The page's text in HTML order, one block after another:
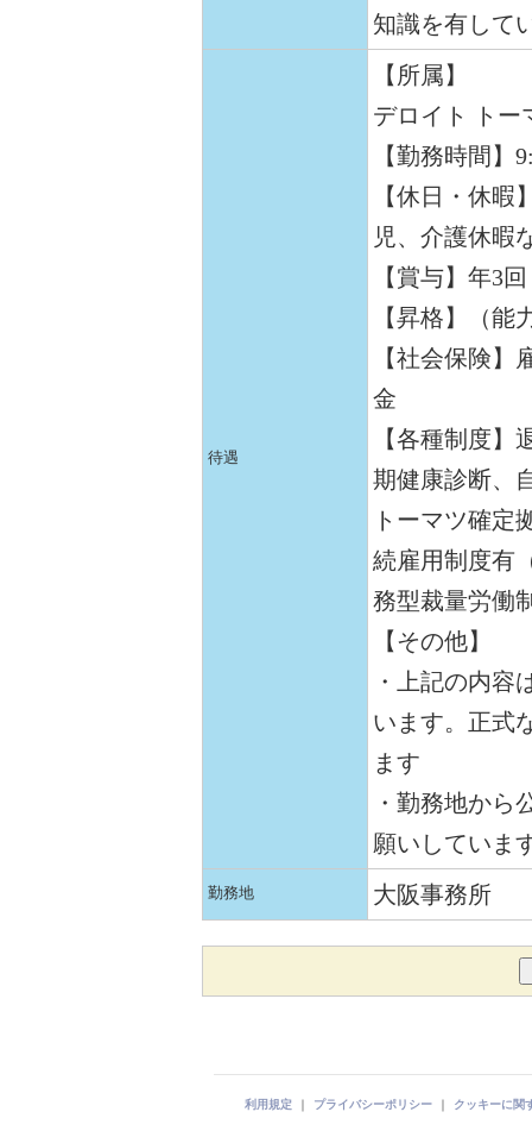
知識を有して
待遇
【所属】
デロイト トー
【勤務時間】
【休日・休
児、介護休暇
【賞与】年3回
【昇格】（能
【社会保険
金
【各種制度
期健康診断、
トーマツ確定
続雇用制度有
務型裁量労働
【その他】
・上記の内容
います。正式
ます
・勤務地から
願いしていま
勤務地 大阪事務所
利用規定 ｜ プライバシーポリシー ｜ クッキーに関